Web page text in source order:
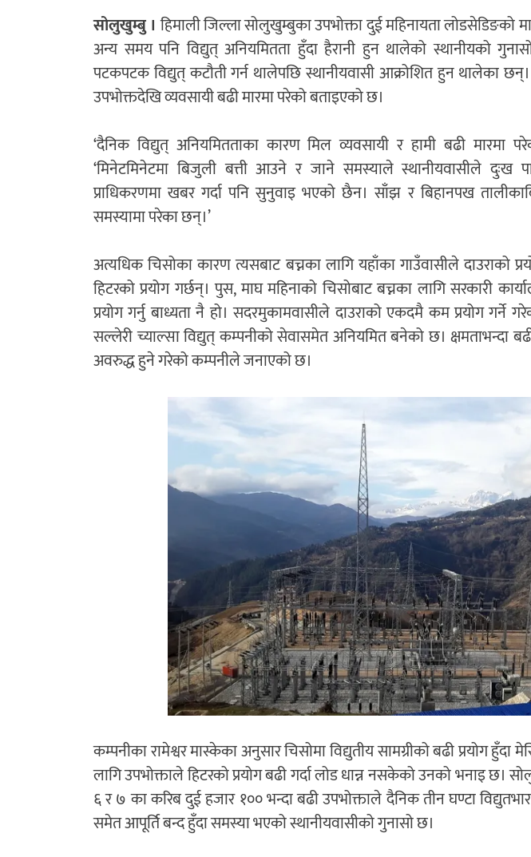
सोलुखुम्बु । हिमाली जिल्ला सोलुखुम्बुका उपभोक्ता दुई महिनायता लोडसेडिङको
अन्य समय पनि विद्युत् अनियमितता हुँदा हैरानी हुन थालेको स्थानीयको
पटकपटक विद्युत् कटौती गर्न थालेपछि स्थानीयवासी आक्रोशित हुन थालेका
उपभोक्तदेखि व्यवसायी बढी मारमा परेको बताइएको छ।
‘दैनिक विद्युत् अनियमितताका कारण मिल व्यवसायी र हामी बढी मारमा
‘मिनेटमिनेटमा बिजुली बत्ती आउने र जाने समस्याले स्थानीयवासीले दुःख
प्राधिकरणमा खबर गर्दा पनि सुनुवाइ भएको छैन। साँझ र बिहानपख
समस्यामा परेका छन्।’
अत्यधिक चिसोका कारण त्यसबाट बच्नका लागि यहाँका गाउँवासीले दाउराको
हिटरको प्रयोग गर्छन्। पुस, माघ महिनाको चिसोबाट बच्नका लागि सरकारी
प्रयोग गर्नु बाध्यता नै हो। सदरमुकामवासीले दाउराको एकदमै कम प्रयोग गर्ने
सल्लेरी च्याल्सा विद्युत् कम्पनीको सेवासमेत अनियमित बनेको छ। क्षमताभन्दा
अवरुद्ध हुने गरेको कम्पनीले जनाएको छ।
कम्पनीका रामेश्वर मास्केका अनुसार चिसोमा विद्युतीय सामग्रीको बढी प्रयोग
लागि उपभोक्ताले हिटरको प्रयोग बढी गर्दा लोड धान्न नसकेको उनको भनाइ छ।
६ र ७ का करिब दुई हजार १०० भन्दा बढी उपभोक्ताले दैनिक तीन घण्टा
समेत आपूर्ति बन्द हुँदा समस्या भएको स्थानीयवासीको गुनासो छ।